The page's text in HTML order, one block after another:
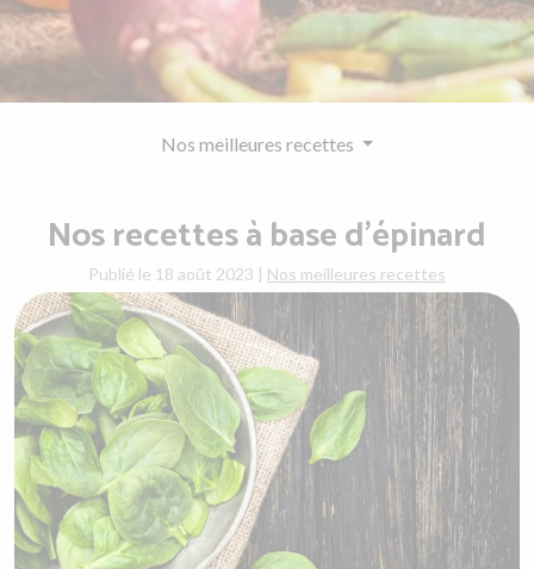
Nos meilleures recettes
Nos recettes à base d'épinard
Publié le 18 août 2023 | Nos meilleures recettes